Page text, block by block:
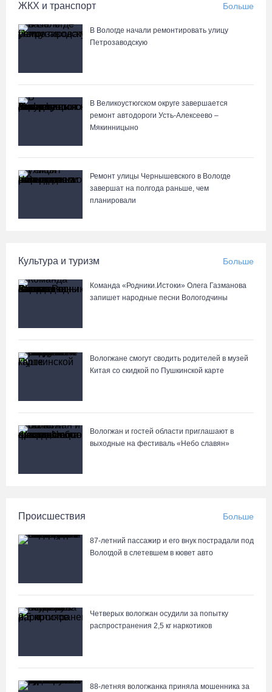
В Вологде иномарка сбила 12-летнего велосипедиста
07.08.26 / 10:36
07.08.26 / 10:24
Почти 60 тысяч вологжан научились защищать себя от
киберугроз
Неизвестный мужчина погиб в подожженном в Вологодской
На Вологодчине подвели итоги XII областной Спартакиады
ветеранов и пенсионеров
07.08.26 / 08:49
ЖКХ и транспорт Больше
В Вологде начали ремонтировать улицу
Петрозаводскую
В Великоустюгском округе завершается
ремонт автодороги Усть-Алексеево –
Мякинницыно
Ремонт улицы Чернышевского в Вологде
завершат на полгода раньше, чем
планировали
Культура и туризм Больше
Команда «Родники.Истоки» Олега Газманова
запишет народные песни Вологодчины
Вологжане смогут сводить родителей в музей
Китая со скидкой по Пушкинской карте
Вологжан и гостей области приглашают в
выходные на фестиваль «Небо славян»
Происшествия Больше
87-летний пассажир и его внук пострадали под
Вологдой в слетевшем в кювет авто
Четверых вологжан осудили за попытку
распространения 2,5 кг наркотиков
88-летняя вологжанка приняла мошенника за